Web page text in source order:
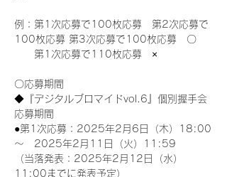
例：第1次応募で100枚応募　第2次応募で
100枚応募 第3次応募で100枚応募　〇
第1次応募で110枚応募　×
〇応募期間
◆『デジタルブロマイドvol.6』個別握手会
応募期間
●第1次応募：2025年2月6日（木）18:00
～　2025年2月11日（火）11:59
（当落発表：2025年2月12日（水）
11:00までに発表予定）